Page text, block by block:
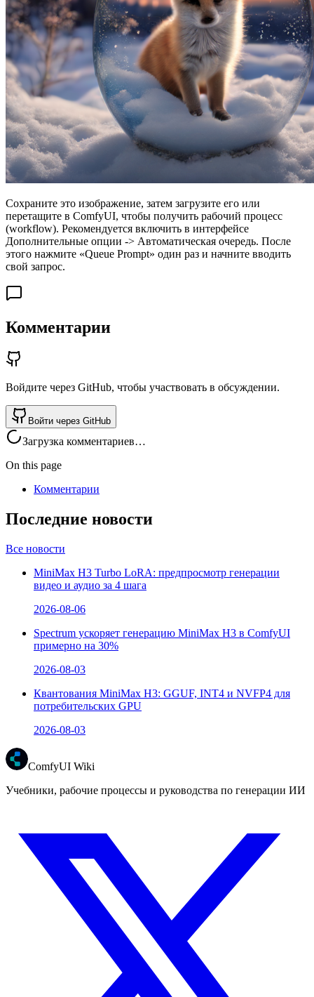
Сохраните это изображение, затем загрузите его или
перетащите в ComfyUI, чтобы получить рабочий процесс
(workflow). Рекомендуется включить в интерфейсе
Дополнительные опции -> Автоматическая очередь. После
этого нажмите «Queue Prompt» один раз и начните вводить
свой запрос.
Комментарии
Войдите через GitHub, чтобы участвовать в обсуждении.
Войти через GitHub
Загрузка комментариев…
On this page
Комментарии
Последние новости
Все новости
MiniMax H3 Turbo LoRA: предпросмотр генерации
видео и аудио за 4 шага
2026-08-06
Spectrum ускоряет генерацию MiniMax H3 в ComfyUI
примерно на 30%
2026-08-03
Квантования MiniMax H3: GGUF, INT4 и NVFP4 для
потребительских GPU
2026-08-03
ComfyUI Wiki
Учебники, рабочие процессы и руководства по генерации ИИ